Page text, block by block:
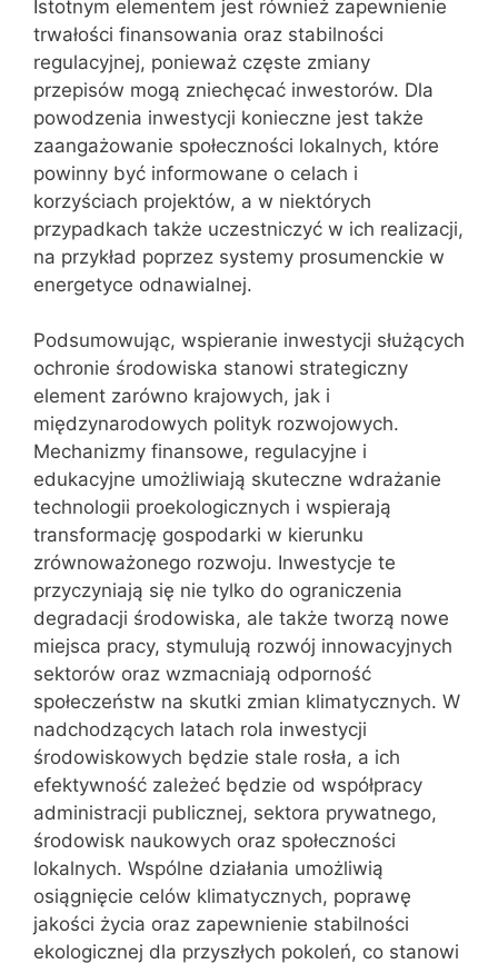
Istotnym elementem jest również zapewnienie
trwałości finansowania oraz stabilności
regulacyjnej, ponieważ częste zmiany
przepisów mogą zniechęcać inwestorów. Dla
powodzenia inwestycji konieczne jest także
zaangażowanie społeczności lokalnych, które
powinny być informowane o celach i
korzyściach projektów, a w niektórych
przypadkach także uczestniczyć w ich realizacji,
na przykład poprzez systemy prosumenckie w
energetyce odnawialnej.
Podsumowując, wspieranie inwestycji służących
ochronie środowiska stanowi strategiczny
element zarówno krajowych, jak i
międzynarodowych polityk rozwojowych.
Mechanizmy finansowe, regulacyjne i
edukacyjne umożliwiają skuteczne wdrażanie
technologii proekologicznych i wspierają
transformację gospodarki w kierunku
zrównoważonego rozwoju. Inwestycje te
przyczyniają się nie tylko do ograniczenia
degradacji środowiska, ale także tworzą nowe
miejsca pracy, stymulują rozwój innowacyjnych
sektorów oraz wzmacniają odporność
społeczeństw na skutki zmian klimatycznych. W
nadchodzących latach rola inwestycji
środowiskowych będzie stale rosła, a ich
efektywność zależeć będzie od współpracy
administracji publicznej, sektora prywatnego,
środowisk naukowych oraz społeczności
lokalnych. Wspólne działania umożliwią
osiągnięcie celów klimatycznych, poprawę
jakości życia oraz zapewnienie stabilności
ekologicznej dla przyszłych pokoleń, co stanowi